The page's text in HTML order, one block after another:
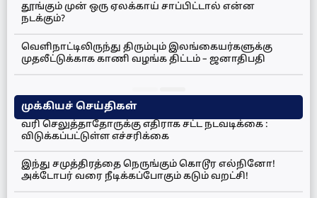
தூங்கும் முன் ஒரு ஏலக்காய் சாப்பிட்டால் என்ன
நடக்கும்?
வெளிநாட்டிலிருந்து திரும்பும் இலங்கையர்களுக்கு
முதலீட்டுக்காக காணி வழங்க திட்டம் – ஜனாதிபதி
முக்கியச் செய்திகள்
வரி செலுத்தாதோருக்கு எதிராக சட்ட நடவடிக்கை :
விடுக்கப்பட்டுள்ள எச்சரிக்கை
இந்து சமுத்திரத்தை நெருங்கும் கொடூர எல்நினோ!
அக்டோபர் வரை நீடிக்கப்போகும் கடும் வறட்சி!